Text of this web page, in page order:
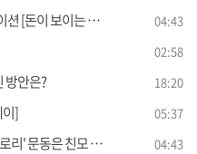
이 보이는 VCR] 04:43
02:58
방안은? 18:20
이] 05:37
실일까? [정책 바로보기] 04:43